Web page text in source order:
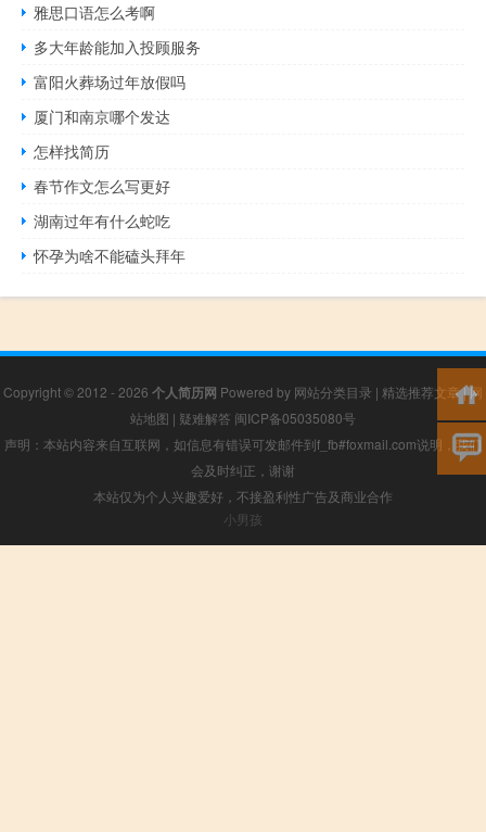
雅思口语怎么考啊
多大年龄能加入投顾服务
富阳火葬场过年放假吗
厦门和南京哪个发达
怎样找简历
春节作文怎么写更好
湖南过年有什么蛇吃
怀孕为啥不能磕头拜年
Copyright © 2012 - 2026 个人简历网 Powered by 网站分类目录 | 精选推荐文章|网
站地图 | 疑难解答 闽ICP备05035080号
声明：本站内容来自互联网，如信息有错误可发邮件到f_fb#foxmail.com说明，我们
会及时纠正，谢谢
本站仅为个人兴趣爱好，不接盈利性广告及商业合作
小男孩